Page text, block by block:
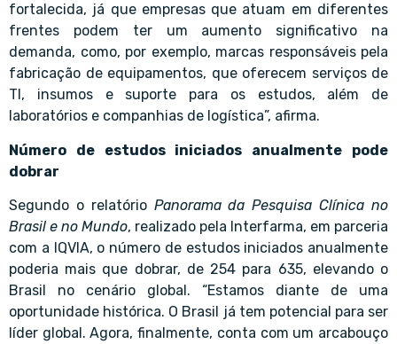
fortalecida, já que empresas que atuam em diferentes
frentes podem ter um aumento significativo na
demanda, como, por exemplo, marcas responsáveis pela
fabricação de equipamentos, que oferecem serviços de
TI, insumos e suporte para os estudos, além de
laboratórios e companhias de logística”, afirma.
Número de estudos iniciados anualmente pode
dobrar
Segundo o relatório Panorama da Pesquisa Clínica no
Brasil e no Mundo, realizado pela Interfarma, em parceria
com a IQVIA, o número de estudos iniciados anualmente
poderia mais que dobrar, de 254 para 635, elevando o
Brasil no cenário global. “Estamos diante de uma
oportunidade histórica. O Brasil já tem potencial para ser
líder global. Agora, finalmente, conta com um arcabouço